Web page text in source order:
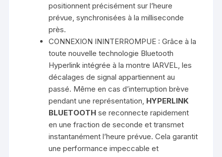
positionnent précisément sur l’heure
prévue, synchronisées à la milliseconde
près.
CONNEXION ININTERROMPUE : Grâce à la
toute nouvelle technologie Bluetooth
Hyperlink intégrée à la montre IARVEL, les
décalages de signal appartiennent au
passé. Même en cas d’interruption brève
pendant une représentation, HYPERLINK
BLUETOOTH se reconnecte rapidement
en une fraction de seconde et transmet
instantanément l’heure prévue. Cela garantit
une performance impeccable et